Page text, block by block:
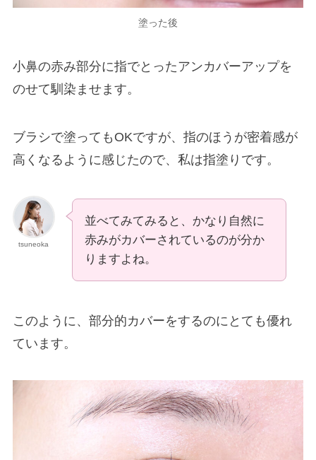
塗った後
小鼻の赤み部分に指でとったアンカバーアップを
のせて馴染ませます。
ブラシで塗ってもOKですが、指のほうが密着感が
高くなるように感じたので、私は指塗りです。
tsuneoka
並べてみてみると、かなり自然に
赤みがカバーされているのが分か
りますよね。
このように、部分的カバーをするのにとても優れ
ています。